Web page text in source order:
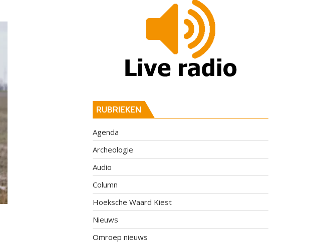
RUBRIEKEN
Agenda
Archeologie
Audio
Column
Hoeksche Waard Kiest
Nieuws
Omroep nieuws